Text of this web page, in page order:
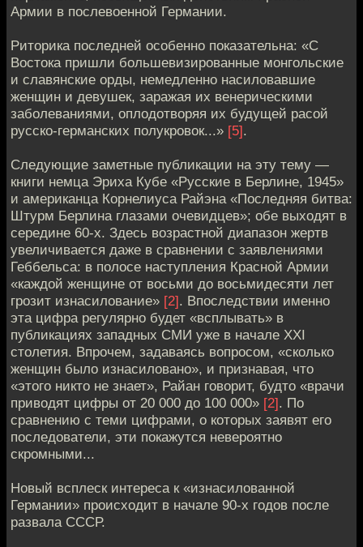
Армии в послевоенной Германии.
Риторика последней особенно показательна: «С
Востока пришли большевизированные монгольские
и славянские орды, немедленно насиловавшие
женщин и девушек, заражая их венерическими
заболеваниями, оплодотворяя их будущей расой
русско-германских полукровок...» [5].
Следующие заметные публикации на эту тему —
книги немца Эриха Кубе «Русские в Берлине, 1945»
и американца Корнелиуса Райэна «Последняя битва:
Штурм Берлина глазами очевидцев»; обе выходят в
середине 60-х. Здесь возрастной диапазон жертв
увеличивается даже в сравнении с заявлениями
Геббельса: в полосе наступления Красной Армии
«каждой женщине от восьми до восьмидесяти лет
грозит изнасилование» [2]. Впоследствии именно
эта цифра регулярно будет «всплывать» в
публикациях западных СМИ уже в начале XXI
столетия. Впрочем, задаваясь вопросом, «сколько
женщин было изнасиловано», и признавая, что
«этого никто не знает», Райан говорит, будто «врачи
приводят цифры от 20 000 до 100 000» [2]. По
сравнению с теми цифрами, о которых заявят его
последователи, эти покажутся невероятно
скромными...
Новый всплеск интереса к «изнасилованной
Германии» происходит в начале 90-х годов после
развала СССР.